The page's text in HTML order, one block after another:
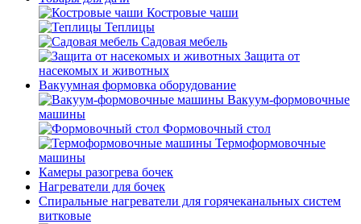
Костровые чаши
Теплицы
Садовая мебель
Защита от
насекомых и животных
Вакуумная формовка оборудование
Вакуум-формовочные
машины
Формовочный стол
Термоформовочные
машины
Камеры разогрева бочек
Нагреватели для бочек
Спиральные нагреватели для горячеканальных систем
витковые